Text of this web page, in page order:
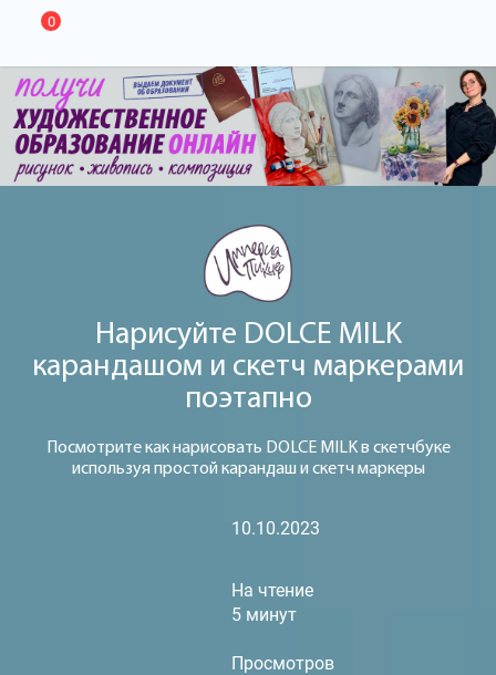
0
Нарисуйте DOLCE MILK
карандашом и скетч маркерами
поэтапно
Посмотрите как нарисовать DOLCE MILK в скетчбуке
используя простой карандаш и скетч маркеры
10.10.2023
На чтение
5 минут
Просмотров